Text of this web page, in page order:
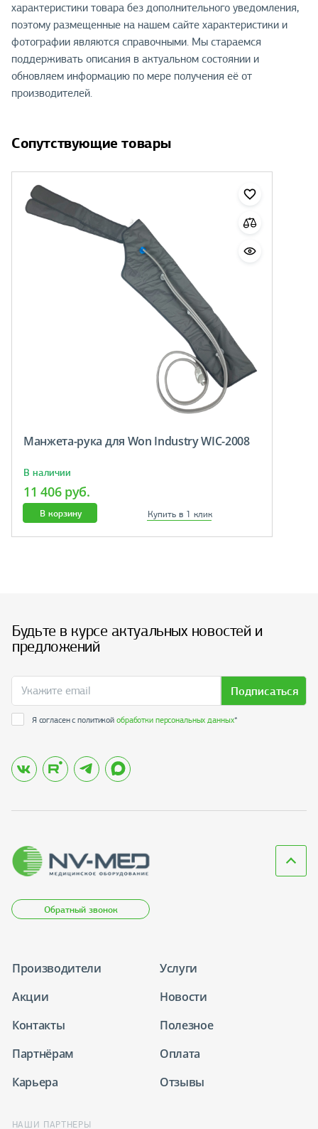
характеристики товара без дополнительного уведомления,
поэтому размещенные на нашем сайте характеристики и
фотографии являются справочными. Мы стараемся
поддерживать описания в актуальном состоянии и
обновляем информацию по мере получения её от
производителей.
Сопутствующие товары
Манжета-рука для Won Industry WIC-2008
В наличии
11 406 руб.
В корзину Купить в 1 клик
Будьте в курсе актуальных новостей и
предложений
Подписаться
Я согласен с политикойобработки персональных данных*
Обратный звонок
Производители
Услуги
Акции
Новости
Контакты
Полезное
Партнёрам
Оплата
Карьера
Отзывы
НАШИ ПАРТНЕРЫ